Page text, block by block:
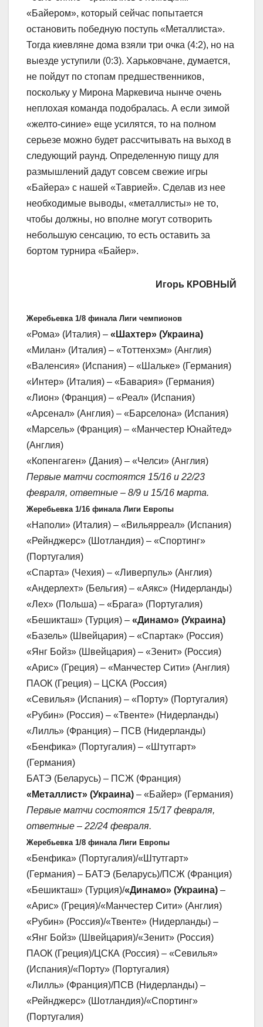
«Байером», который сейчас попытается
остановить победную поступь «Металлиста».
Тогда киевляне дома взяли три очка (4:2), но на
выезде уступили (0:3). Харьковчане, думается,
не пойдут по стопам предшественников,
поскольку у Мирона Маркевича нынче очень
неплохая команда подобралась. А если зимой
«желто-синие» еще усилятся, то на полном
серьезе можно будет рассчитывать на выход в
следующий раунд. Определенную пищу для
размышлений дадут совсем свежие игры
«Байера» с нашей «Таврией». Сделав из нее
необходимые выводы, «металлисты» не то,
чтобы должны, но вполне могут сотворить
небольшую сенсацию, то есть оставить за
бортом турнира «Байер».
Игорь КРОВНЫЙ
Жеребьевка 1/8 финала Лиги чемпионов
«Рома» (Италия) – «Шахтер» (Украина)
«Милан» (Италия) – «Тоттенхэм» (Англия)
«Валенсия» (Испания) – «Шальке» (Германия)
«Интер» (Италия) – «Бавария» (Германия)
«Лион» (Франция) – «Реал» (Испания)
«Арсенал» (Англия) – «Барселона» (Испания)
«Марсель» (Франция) – «Манчестер Юнайтед»
(Англия)
«Копенгаген» (Дания) – «Челси» (Англия)
Первые матчи состоятся 15/16 и 22/23
февраля, ответные – 8/9 и 15/16 марта.
Жеребьевка 1/16 финала Лиги Европы
«Наполи» (Италия) – «Вильярреал» (Испания)
«Рейнджерс» (Шотландия) – «Спортинг»
(Португалия)
«Спарта» (Чехия) – «Ливерпуль» (Англия)
«Андерлехт» (Бельгия) – «Аякс» (Нидерланды)
«Лех» (Польша) – «Брага» (Португалия)
«Бешикташ» (Турция) – «Динамо» (Украина)
«Базель» (Швейцария) – «Спартак» (Россия)
«Янг Бойз» (Швейцария) – «Зенит» (Россия)
«Арис» (Греция) – «Манчестер Сити» (Англия)
ПАОК (Греция) – ЦСКА (Россия)
«Севилья» (Испания) – «Порту» (Португалия)
«Рубин» (Россия) – «Твенте» (Нидерланды)
«Лилль» (Франция) – ПСВ (Нидерланды)
«Бенфика» (Португалия) – «Штутгарт»
(Германия)
БАТЭ (Беларусь) – ПСЖ (Франция)
«Металлист» (Украина) – «Байер» (Германия)
Первые матчи состоятся 15/17 февраля,
ответные – 22/24 февраля.
Жеребьевка 1/8 финала Лиги Европы
«Бенфика» (Португалия)/«Штутгарт»
(Германия) – БАТЭ (Беларусь)/ПСЖ (Франция)
«Бешикташ» (Турция)/«Динамо» (Украина) –
«Арис» (Греция)/«Манчестер Сити» (Англия)
«Рубин» (Россия)/«Твенте» (Нидерланды) –
«Янг Бойз» (Швейцария)/«Зенит» (Россия)
ПАОК (Греция)/ЦСКА (Россия) – «Севилья»
(Испания)/«Порту» (Португалия)
«Лилль» (Франция)/ПСВ (Нидерланды) –
«Рейнджерс» (Шотландия)/«Спортинг»
(Португалия)